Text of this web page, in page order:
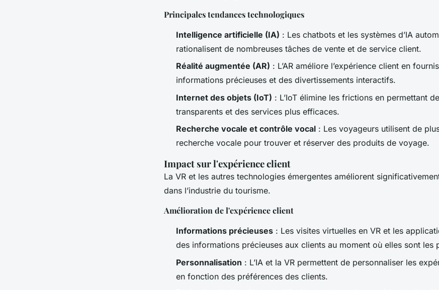
Principales tendances technologiques
Intelligence artificielle (IA) : Les chatbots et les systèmes d’IA
rationalisent de nombreuses tâches de vente et de service client.
Réalité augmentée (AR) : L’AR améliore l’expérience client en
informations précieuses et des divertissements interactifs.
Internet des objets (IoT) : L’IoT élimine les frictions en permettant
transparents et des services plus efficaces.
Recherche vocale et contrôle vocal : Les voyageurs utilisent de
recherche vocale pour trouver et réserver des produits de voyage.
Impact sur l'expérience client
La VR et les autres technologies émergentes améliorent
dans l’industrie du tourisme.
Amélioration de l'expérience client
Informations précieuses : Les visites virtuelles en VR et les
des informations précieuses aux clients au moment où elles sont les
Personnalisation : L’IA et la VR permettent de personnaliser les
en fonction des préférences des clients.